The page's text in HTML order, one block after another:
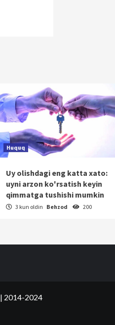
Huquq
Uy olishdagi eng katta xato:
uyni arzon ko'rsatish keyin
qimmatga tushishi mumkin
3 kun oldin Behzod 200
| 2014-2024